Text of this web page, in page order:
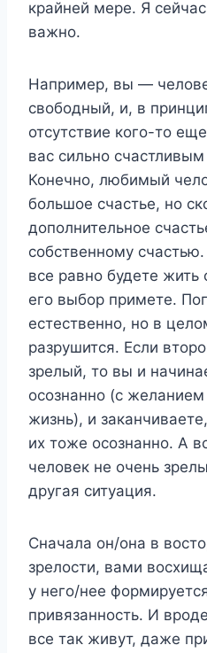
крайней мере. Я
важно.
Например, вы —
свободный, и, в
отсутствие кого-то
вас сильно
Конечно, любимый
большое счастье, но
дополнительное
собственному
все равно будете
его выбор примете.
естественно, но в
разрушится. Если
зрелый, то вы и
осознанно (с
жизнь), и
их тоже осознанно. А
человек не очень
другая ситуация.
Сначала он/она в
зрелости, вами
у него/нее
привязанность. И
все так живут, даже